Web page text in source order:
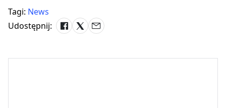
Tagi: News
Udostępnij: